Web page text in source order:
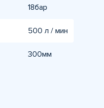
18бар
500 л / мин
300мм